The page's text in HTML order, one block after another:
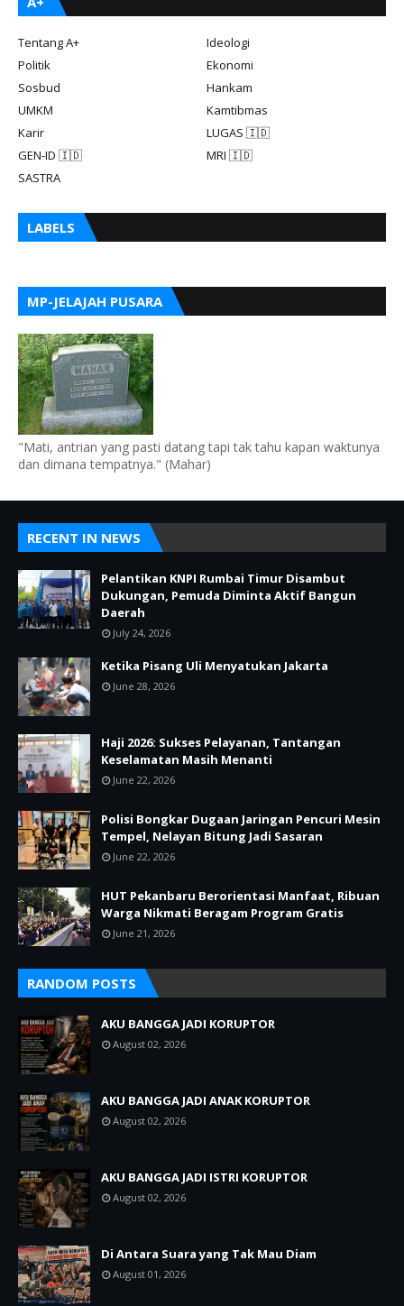
Tentang A+
Ideologi
Politik
Ekonomi
Sosbud
Hankam
UMKM
Kamtibmas
Karir
LUGAS 🇮🇩
GEN-ID 🇮🇩
MRI 🇮🇩
SASTRA
LABELS
MP-JELAJAH PUSARA
"Mati, antrian yang pasti datang tapi tak tahu kapan waktunya
dan dimana tempatnya." (Mahar)
RECENT IN NEWS
Pelantikan KNPI Rumbai Timur Disambut
Dukungan, Pemuda Diminta Aktif Bangun
Daerah
July 24, 2026
Ketika Pisang Uli Menyatukan Jakarta
June 28, 2026
Haji 2026: Sukses Pelayanan, Tantangan
Keselamatan Masih Menanti
June 22, 2026
Polisi Bongkar Dugaan Jaringan Pencuri Mesin
Tempel, Nelayan Bitung Jadi Sasaran
June 22, 2026
HUT Pekanbaru Berorientasi Manfaat, Ribuan
Warga Nikmati Beragam Program Gratis
June 21, 2026
RANDOM POSTS
AKU BANGGA JADI KORUPTOR
August 02, 2026
AKU BANGGA JADI ANAK KORUPTOR
August 02, 2026
AKU BANGGA JADI ISTRI KORUPTOR
August 02, 2026
Di Antara Suara yang Tak Mau Diam
August 01, 2026